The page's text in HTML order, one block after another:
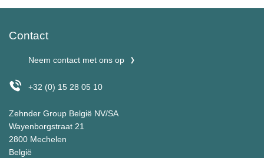
Contact
Neem contact met ons op
+32 (0) 15 28 05 10
Zehnder Group België NV/SA
Wayenborgstraat 21
2800 Mechelen
België